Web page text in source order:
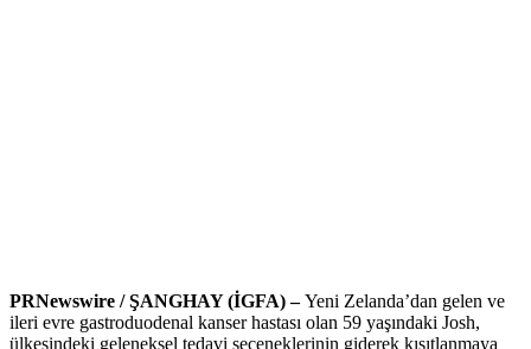
PRNewswire / ŞANGHAY (İGFA) –Yeni Zelanda’dan gelen ve
ileri evre gastroduodenal kanser hastası olan 59 yaşındaki Josh,
ülkesindeki geleneksel tedavi seçeneklerinin giderek kısıtlanmaya